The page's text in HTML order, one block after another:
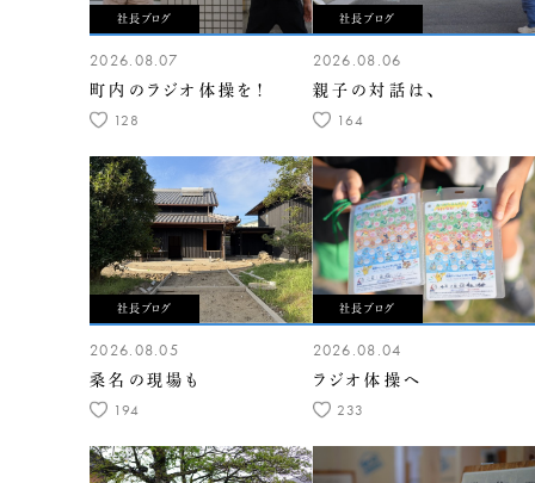
社長ブログ
2026.08.07
町内のラジオ体操を！
128
社長ブログ
2026.08.06
親子の対話は、
164
社長ブログ
2026.08.05
桑名の現場も
194
社長ブログ
2026.08.04
ラジオ体操へ
233